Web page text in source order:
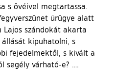
s övéivel megtartassa.
ürügye alatt
Lajos szándokát akarta
kipuhatolni, s
fejedelmektől, s kivált a
segély várható-e? ….